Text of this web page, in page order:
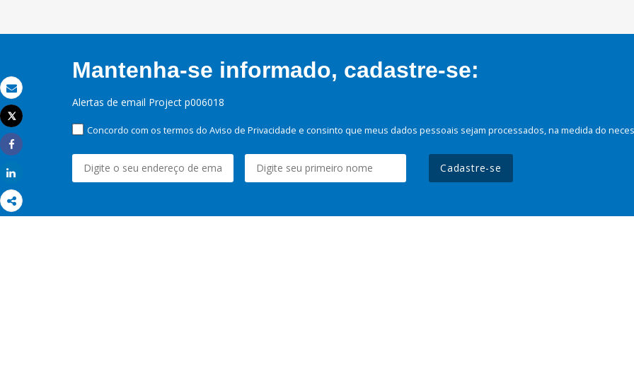
Email
Imprimir
Tweet
Share
Mantenha-se informado, cadastre-se:
Alertas de email Project p006018
Concordo com os termos do Aviso de Privacidade e consinto que meus dados pessoais sejam processados, na medida do
Cadastre-se